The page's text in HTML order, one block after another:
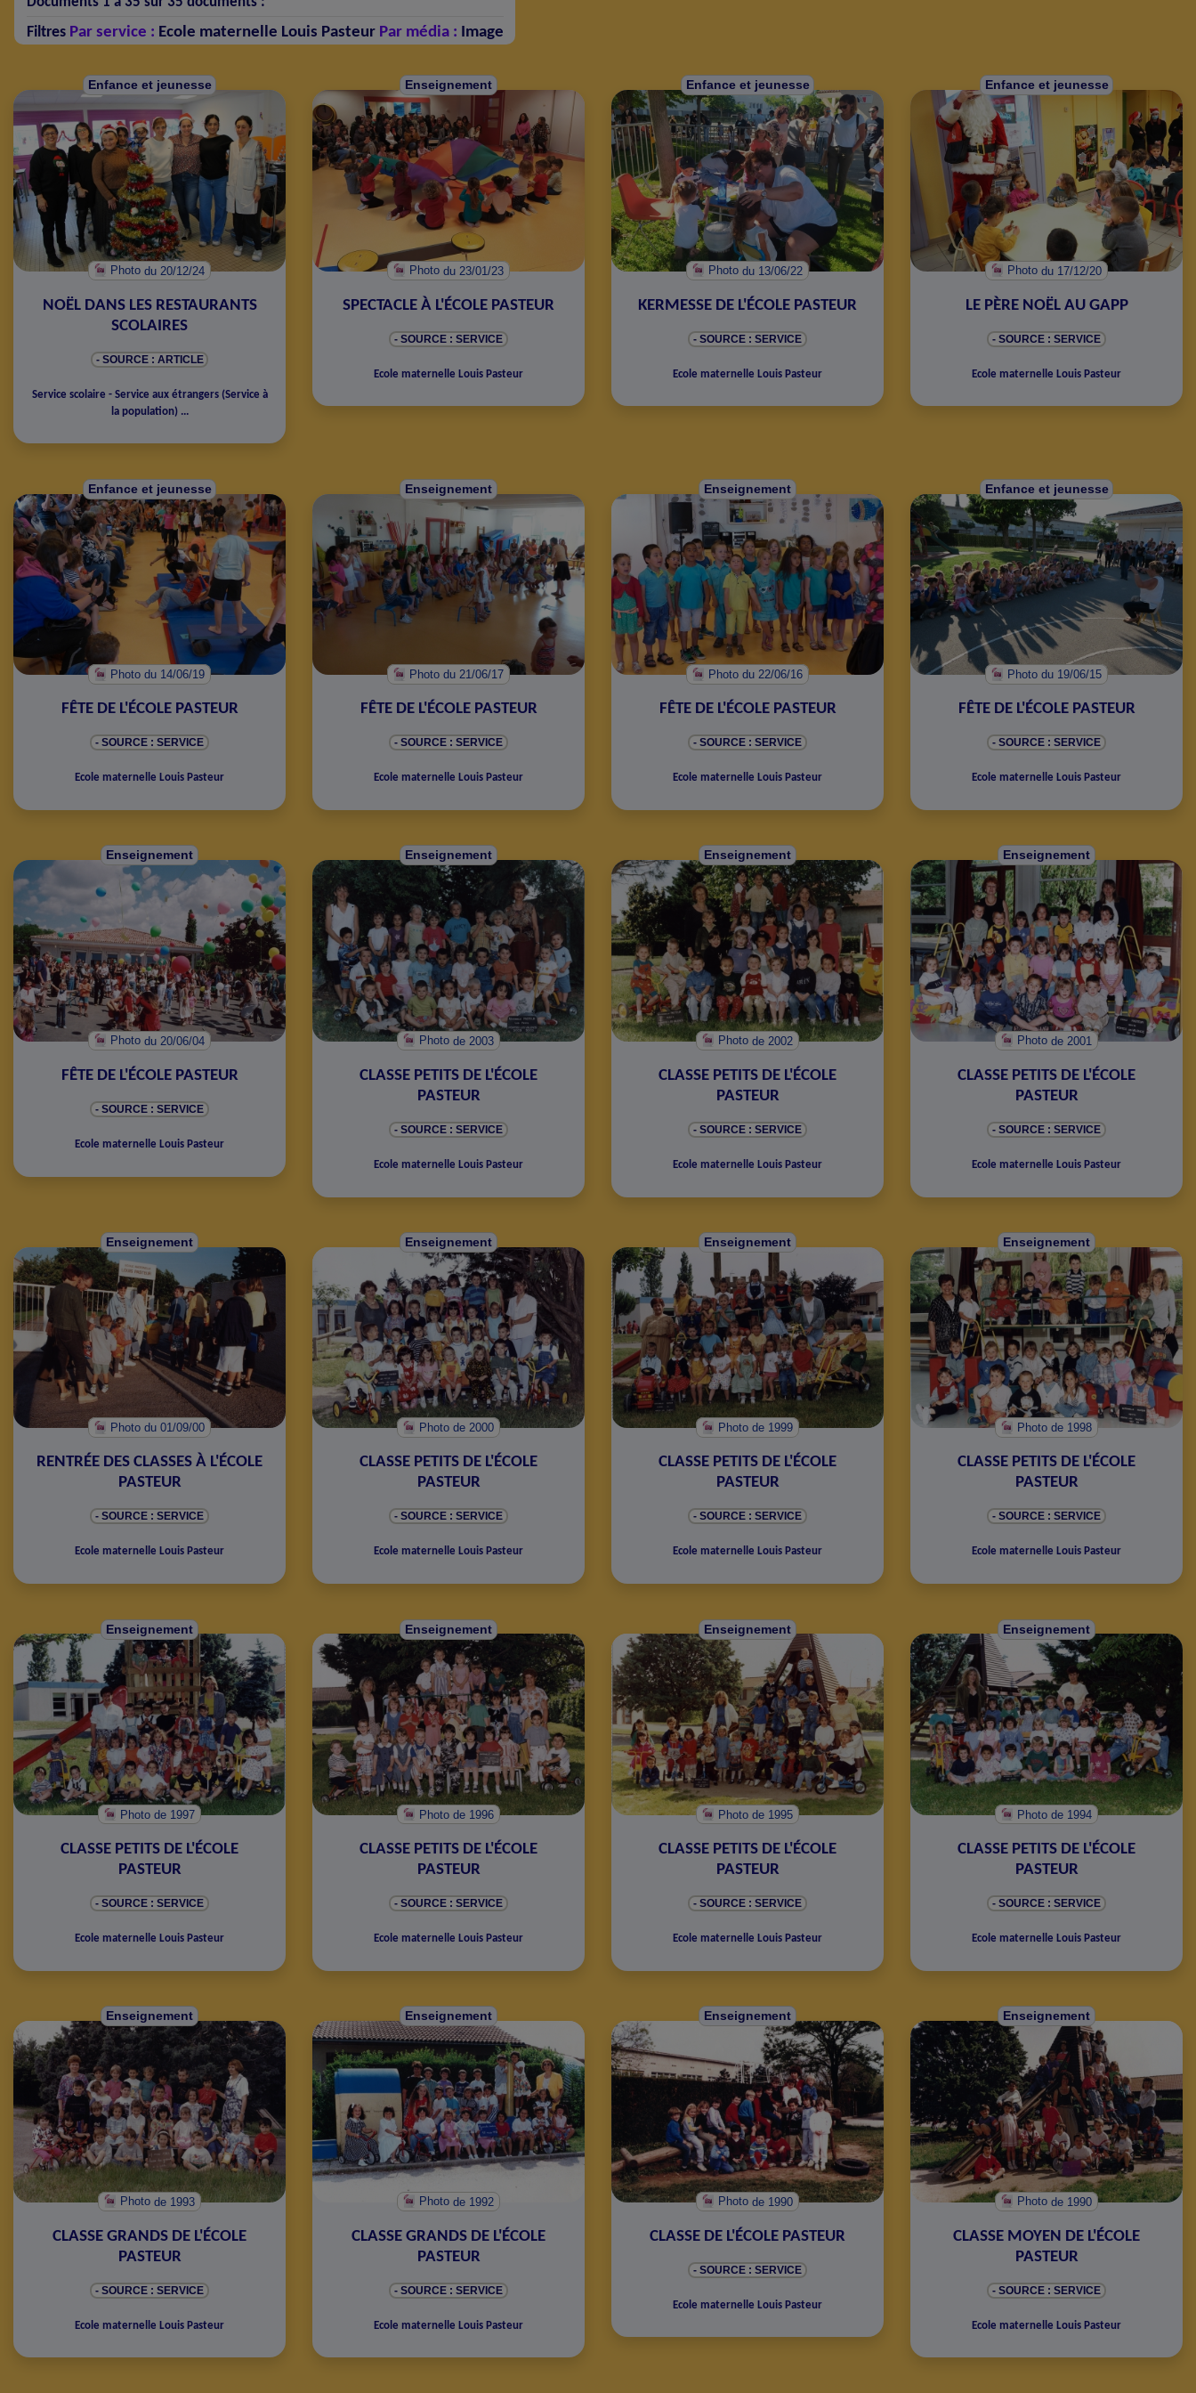
Filtres Par service : Ecole maternelle Louis Pasteur Par média : Image
Enfance et jeunesse
Photodu 20/12/24
NOËL DANS LES RESTAURANTS
SCOLAIRES
- SOURCE : ARTICLE
Service scolaire - Service aux étrangers(Service à
la population) ...
Enseignement
Photodu 23/01/23
SPECTACLE À L'ÉCOLE PASTEUR
- SOURCE : SERVICE
Ecole maternelle Louis Pasteur
Enfance et jeunesse
Photodu 13/06/22
KERMESSE DE L'ÉCOLE PASTEUR
- SOURCE : SERVICE
Ecole maternelle Louis Pasteur
Enfance et jeunesse
Photodu 17/12/20
LE PÈRE NOËL AU GAPP
- SOURCE : SERVICE
Ecole maternelle Louis Pasteur
Enfance et jeunesse
Photodu 14/06/19
FÊTE DE L'ÉCOLE PASTEUR
- SOURCE : SERVICE
Ecole maternelle Louis Pasteur
Enseignement
Photodu 21/06/17
FÊTE DE L'ÉCOLE PASTEUR
- SOURCE : SERVICE
Ecole maternelle Louis Pasteur
Enseignement
Photodu 22/06/16
FÊTE DE L'ÉCOLE PASTEUR
- SOURCE : SERVICE
Ecole maternelle Louis Pasteur
Enfance et jeunesse
Photodu 19/06/15
FÊTE DE L'ÉCOLE PASTEUR
- SOURCE : SERVICE
Ecole maternelle Louis Pasteur
Enseignement
Photodu 20/06/04
FÊTE DE L'ÉCOLE PASTEUR
- SOURCE : SERVICE
Ecole maternelle Louis Pasteur
Enseignement
Photode 2003
CLASSE PETITS DE L'ÉCOLE
PASTEUR
- SOURCE : SERVICE
Ecole maternelle Louis Pasteur
Enseignement
Photode 2002
CLASSE PETITS DE L'ÉCOLE
PASTEUR
- SOURCE : SERVICE
Ecole maternelle Louis Pasteur
Enseignement
Photode 2001
CLASSE PETITS DE L'ÉCOLE
PASTEUR
- SOURCE : SERVICE
Ecole maternelle Louis Pasteur
Enseignement
Photodu 01/09/00
RENTRÉE DES CLASSES À L'ÉCOLE
PASTEUR
- SOURCE : SERVICE
Ecole maternelle Louis Pasteur
Enseignement
Photode 2000
CLASSE PETITS DE L'ÉCOLE
PASTEUR
- SOURCE : SERVICE
Ecole maternelle Louis Pasteur
Enseignement
Photode 1999
CLASSE PETITS DE L'ÉCOLE
PASTEUR
- SOURCE : SERVICE
Ecole maternelle Louis Pasteur
Enseignement
Photode 1998
CLASSE PETITS DE L'ÉCOLE
PASTEUR
- SOURCE : SERVICE
Ecole maternelle Louis Pasteur
Enseignement
Photode 1997
CLASSE PETITS DE L'ÉCOLE
PASTEUR
- SOURCE : SERVICE
Ecole maternelle Louis Pasteur
Enseignement
Photode 1996
CLASSE PETITS DE L'ÉCOLE
PASTEUR
- SOURCE : SERVICE
Ecole maternelle Louis Pasteur
Enseignement
Photode 1995
CLASSE PETITS DE L'ÉCOLE
PASTEUR
- SOURCE : SERVICE
Ecole maternelle Louis Pasteur
Enseignement
Photode 1994
CLASSE PETITS DE L'ÉCOLE
PASTEUR
- SOURCE : SERVICE
Ecole maternelle Louis Pasteur
Enseignement
Photode 1993
CLASSE GRANDS DE L'ÉCOLE
PASTEUR
- SOURCE : SERVICE
Ecole maternelle Louis Pasteur
Enseignement
Photode 1992
CLASSE GRANDS DE L'ÉCOLE
PASTEUR
- SOURCE : SERVICE
Ecole maternelle Louis Pasteur
Enseignement
Photode 1990
CLASSE DE L'ÉCOLE PASTEUR
- SOURCE : SERVICE
Ecole maternelle Louis Pasteur
Enseignement
Photode 1990
CLASSE MOYEN DE L'ÉCOLE
PASTEUR
- SOURCE : SERVICE
Ecole maternelle Louis Pasteur